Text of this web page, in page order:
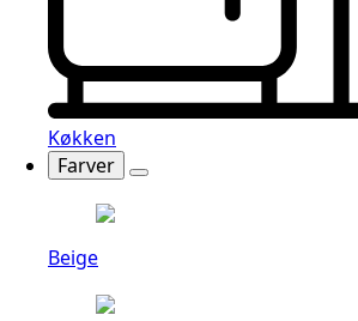
Køkken
Farver
Beige